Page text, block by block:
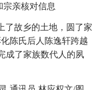
宗亲核对信息
了故乡的土地，圆了家
陈氏后人陈逸轩跨越
成了家族数代人的夙